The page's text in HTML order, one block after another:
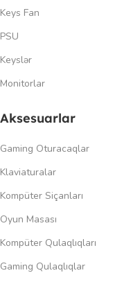
Keys Fan
PSU
Keyslər
Monitorlar
Aksesuarlar
Gaming Oturacaqlar
Klaviaturalar
Kompüter Siçanları
Oyun Masası
Kompüter Qulaqlıqları
Gaming Qulaqlıqlar